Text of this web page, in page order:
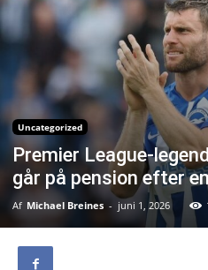
Uncategorized
Premier League-
går på pension efter
Af Michael Breines - juni 1, 2026